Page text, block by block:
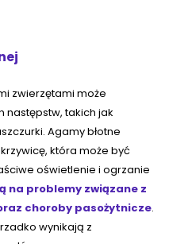
zwierzętami może
takich jak
Agamy błotne
która może być
oświetlenie i ogrzanie
na problemy związane z
choroby pasożytnicze.
wynikają z